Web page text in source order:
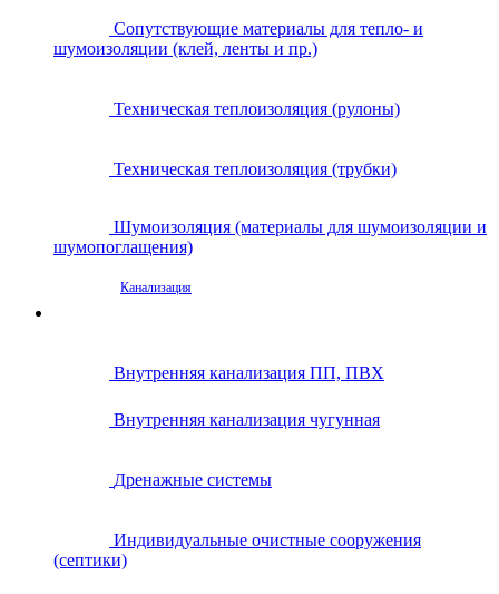
Сопутствующие материалы для тепло- и
шумоизоляции (клей, ленты и пр.)
Техническая теплоизоляция (рулоны)
Техническая теплоизоляция (трубки)
Шумоизоляция (материалы для шумоизоляции и
шумопоглащения)
Канализация
Внутренняя канализация ПП, ПВХ
Внутренняя канализация чугунная
Дренажные системы
Индивидуальные очистные сооружения
(септики)